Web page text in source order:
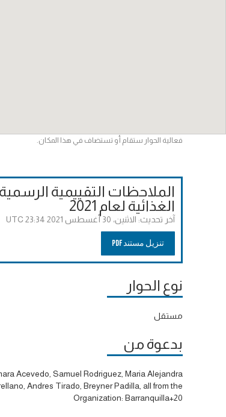
فعالية الحوار ستقام أو تستضاف في هذا المكان.
الملاحظات التقييمية
الغذائية لعام 2021
آخر تحديث: الاثنين، 30 أغسطس 2021 23:34 UTC
تنزيل مستند PDF
نوع الحوار
مستقل
بدعوة من
Acevedo, Samuel Rodriguez, Maria Alejandra
Andres Tirado, Breyner Padilla, all from the
Organization: Barranquilla+20